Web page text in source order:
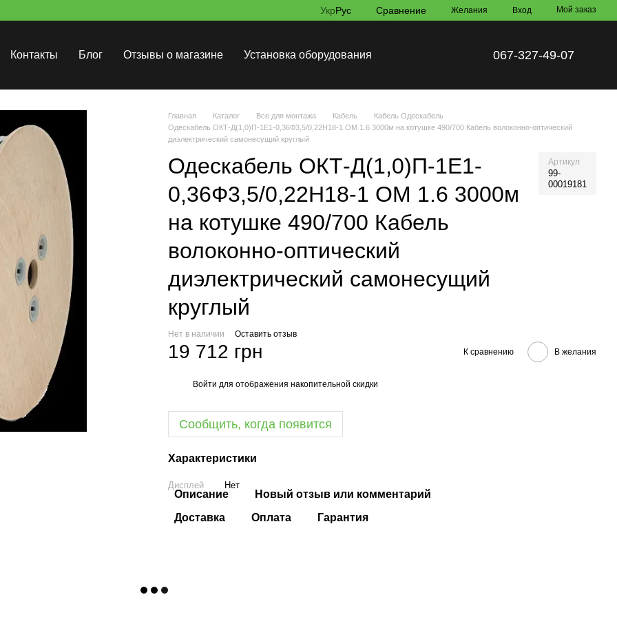
УкрРус Сравнение Желания Вход Мой заказ
Контакты Блог Отзывы о магазине Установка оборудования 067-327-49-07
Главная Каталог Все для монтажа Кабель
Кабель Одескабель
Одескабель ОКТ-Д(1,0)П-1Е1-0,36Ф3,5/0,22Н18-1 ОМ 1.6 3000м на котушке 490/700 Кабель волоконно-оптический
диэлектрический самонесущий круглый
Одескабель ОКТ-Д(1,0)П-1Е1-
0,36Ф3,5/0,22Н18-1 ОМ 1.6 3000м
на котушке 490/700 Кабель
волоконно-оптический
диэлектрический самонесущий
круглый
Артикул
99-
00019181
Нет в наличии Оставить отзыв
19 712 грн К сравнению В желания
Войти для отображения накопительной скидки
Сообщить, когда появится
Характеристики
Дисплей Нет
Описание
Новый отзыв или комментарий
Доставка
Оплата Гарантия